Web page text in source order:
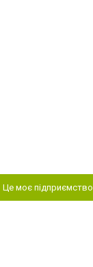
Це моє підприємство